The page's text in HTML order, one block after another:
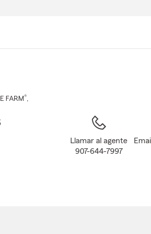
FARM®,
Llamar al agente
907-644-7997